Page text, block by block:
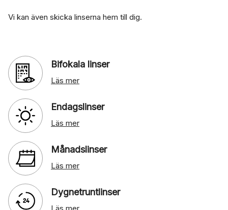
Vi kan även skicka linserna hem till dig.
Bifokala linser
Läs mer
Endagslinser
Läs mer
Månadslinser
Läs mer
Dygnetruntlinser
Läs mer